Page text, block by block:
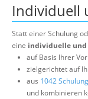
Individuell
Statt einer Schulung
eine individuelle und
auf Basis Ihrer
zielgerichtet auf
aus 1042
und kombinieren